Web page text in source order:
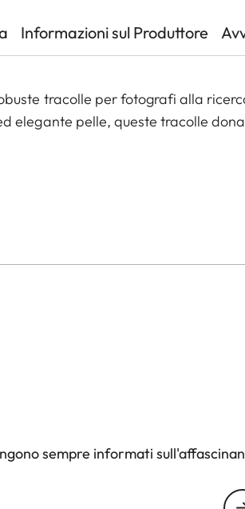
Informazioni sul Produttore
tracolle per fotografi alla
elegante pelle, queste tracolle
sempre informati